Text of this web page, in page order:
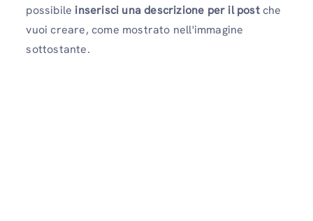
possibile inserisci una descrizione per il postche
vuoi creare, come mostrato nell'immagine
sottostante.